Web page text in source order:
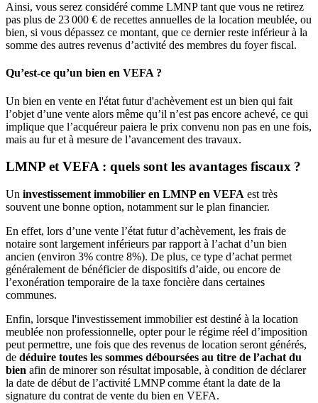
Ainsi, vous serez considéré comme LMNP tant que vous ne retirez
pas plus de 23 000 € de recettes annuelles de la location meublée, ou
bien, si vous dépassez ce montant, que ce dernier reste inférieur à la
somme des autres revenus d’activité des membres du foyer fiscal.
Qu’est-ce qu’un bien en VEFA ?
Un bien en vente en l'état futur d'achèvement est un bien qui fait
l’objet d’une vente alors même qu’il n’est pas encore achevé, ce qui
implique que l’acquéreur paiera le prix convenu non pas en une fois,
mais au fur et à mesure de l’avancement des travaux.
LMNP et VEFA : quels sont les avantages fiscaux ?
Un investissement immobilier en LMNP en VEFA est très
souvent une bonne option, notamment sur le plan financier.
En effet, lors d’une vente l’état futur d’achèvement, les frais de
notaire sont largement inférieurs par rapport à l’achat d’un bien
ancien (environ 3% contre 8%). De plus, ce type d’achat permet
généralement de bénéficier de dispositifs d’aide, ou encore de
l’exonération temporaire de la taxe foncière dans certaines
communes.
Enfin, lorsque l'investissement immobilier est destiné à la location
meublée non professionnelle, opter pour le régime réel d’imposition
peut permettre, une fois que des revenus de location seront générés,
de déduire toutes les sommes déboursées au titre de l’achat du
bien afin de minorer son résultat imposable, à condition de déclarer
la date de début de l’activité LMNP comme étant la date de la
signature du contrat de vente du bien en VEFA.